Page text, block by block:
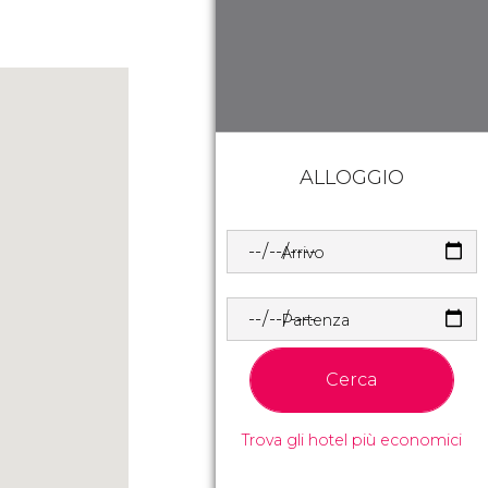
ALLOGGIO
Arrivo
Partenza
Cerca
Trova gli hotel più economici